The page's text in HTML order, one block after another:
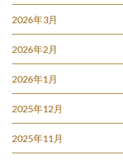
2026年3月
2026年2月
2026年1月
2025年12月
2025年11月